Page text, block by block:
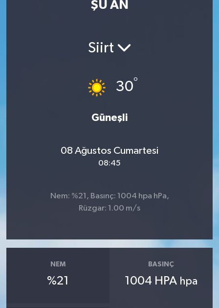
ŞU AN
Siirt
30°
Güneşli
08 Ağustos Cumartesi
08:45
Nem: %21, Basınç: 1004 hpa hPa,
Rüzgar: 1.00 m/s
NEM
%21
BASINÇ
1004 HPA hpa
YAŞAM